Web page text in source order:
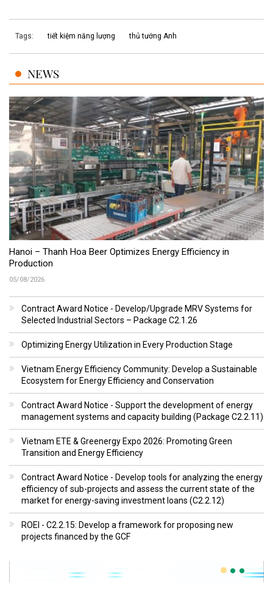
Tags: tiết kiệm năng lượng thủ tướng Anh
NEWS
Hanoi – Thanh Hoa Beer Optimizes Energy Efficiency in
Production
05/08/2026
Contract Award Notice - Develop/Upgrade MRV Systems for
Selected Industrial Sectors – Package C2.1.26
Optimizing Energy Utilization in Every Production Stage
Vietnam Energy Efficiency Community: Develop a Sustainable
Ecosystem for Energy Efficiency and Conservation
Contract Award Notice - Support the development of energy
management systems and capacity building (Package C2.2.11)
Vietnam ETE & Greenergy Expo 2026: Promoting Green
Transition and Energy Efficiency
Contract Award Notice - Develop tools for analyzing the energy
efficiency of sub-projects and assess the current state of the
market for energy-saving investment loans (C2.2.12)
ROEI - C2.2.15: Develop a framework for proposing new
projects financed by the GCF